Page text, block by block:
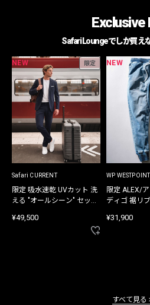
Exclusive
Safari Loungeでしか買え
NEW 限定
Safari CURRENT
限定 吸水速乾 UVカット 洗
える "オールシーン" セット
¥49,500
NEW
WP WESTPOINT
限定 ALEX/
ディゴ 裾リ
¥31,900
すべて見る